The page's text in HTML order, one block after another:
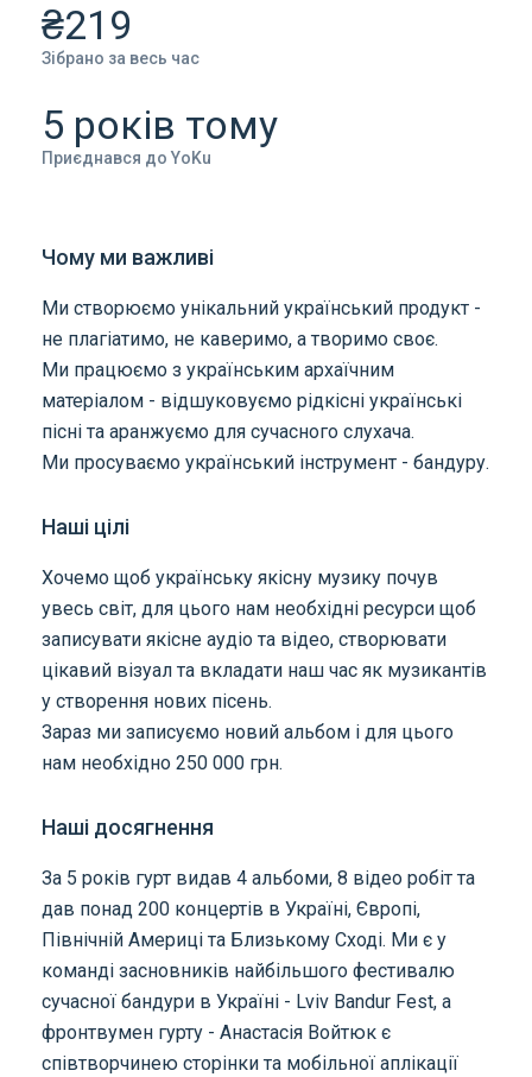
₴219
Зібрано за весь час
5 років тому
Приєднався до YoKu
Чому ми важливі
Ми створюємо унікальний український продукт -
не плагіатимо, не каверимо, а творимо своє.
Ми працюємо з українським архаїчним
матеріалом - відшуковуємо рідкісні українські
пісні та аранжуємо для сучасного слухача.
Ми просуваємо український інструмент - бандуру.
Наші цілі
Хочемо щоб українську якісну музику почув
увесь світ, для цього нам необхідні ресурси щоб
записувати якісне аудіо та відео, створювати
цікавий візуал та вкладати наш час як музикантів
у створення нових пісень.
Зараз ми записуємо новий альбом і для цього
нам необхідно 250 000 грн.
Наші досягнення
За 5 років гурт видав 4 альбоми, 8 відео робіт та
дав понад 200 концертів в Україні, Європі,
Північній Америці та Близькому Сході. Ми є у
команді засновників найбільшого фестивалю
сучасної бандури в Україні - Lviv Bandur Fest, а
фронтвумен гурту - Анастасія Войтюк є
співтворчинею сторінки та мобільної аплікації